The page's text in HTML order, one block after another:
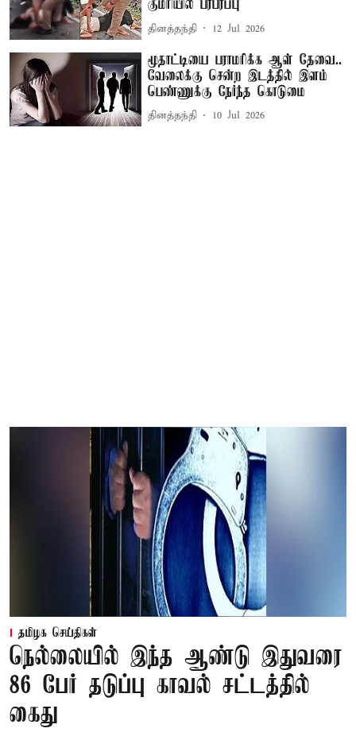
குமரியில் பரபரப்பு
தினத்தந்தி 12 Jul 2026
மூதாட்டியை பராமரிக்க ஆள் தேவை..
வேலைக்கு சென்ற இடத்தில் இளம்
பெண்ணுக்கு நேர்ந்த கொடுமை
தினத்தந்தி 10 Jul 2026
தமிழக செய்திகள்
நெல்லையில் இந்த ஆண்டு இதுவரை
86 பேர் தடுப்பு காவல் சட்டத்தில்
கைது